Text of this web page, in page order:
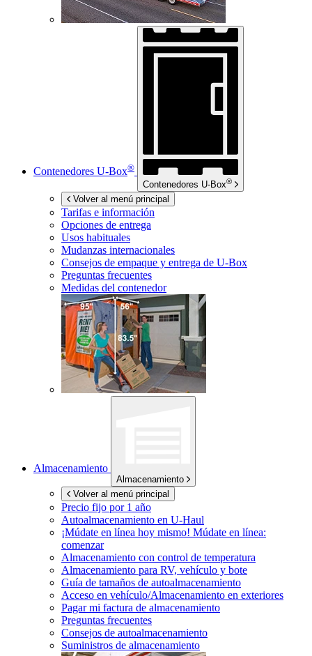
Contenedores U-Box®
Contenedores U-Box®
Volver al menú principal
Tarifas e información
Opciones de entrega
Usos habituales
Mudanzas internacionales
Consejos de empaque y entrega de U-Box
Preguntas frecuentes
Medidas del contenedor
Almacenamiento
Almacenamiento
Volver al menú principal
Precio fijo por 1 año
Autoalmacenamiento en U-Haul
¡Múdate en línea hoy mismo! Múdate en línea:
comenzar
Almacenamiento con control de temperatura
Almacenamiento para RV, vehículo y bote
Guía de tamaños de autoalmacenamiento
Acceso en vehículo/Almacenamiento en exteriores
Pagar mi factura de almacenamiento
Preguntas frecuentes
Consejos de autoalmacenamiento
Suministros de almacenamiento